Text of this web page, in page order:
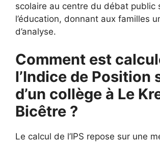
scolaire au centre du débat public
l’éducation, donnant aux familles
d’analyse.
Comment est
l’Indice de Position
d’un collège à Le
Bicêtre ?
Le calcul de l’IPS repose sur une